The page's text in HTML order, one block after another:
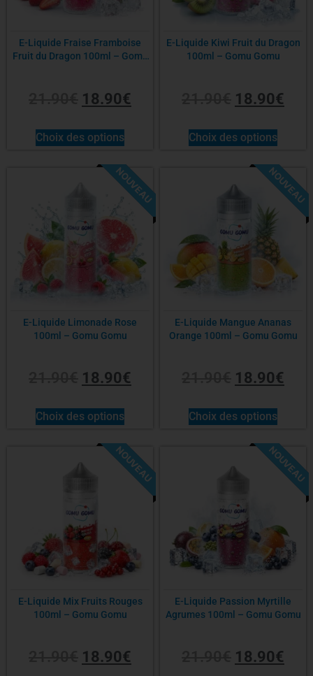
E-Liquide Fraise Framboise
Fruit du Dragon 100ml – Gomu
18.90€
Choix des options
E-Liquide Kiwi Fruit du Dragon
100ml – Gomu Gomu
18.90€
Choix des options
-14%
NOUVEAU
E-Liquide Limonade Rose
100ml – Gomu Gomu
18.90€
Choix des options
-14%
NOUVEAU
E-Liquide Mangue Ananas
Orange 100ml – Gomu Gomu
18.90€
Choix des options
-14%
NOUVEAU
E-Liquide Mix Fruits Rouges
100ml – Gomu Gomu
18.90€
-14%
NOUVEAU
E-Liquide Passion Myrtille
Agrumes 100ml – Gomu Gomu
18.90€